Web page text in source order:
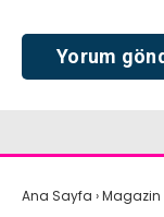
Ana Sayfa ›Magazin